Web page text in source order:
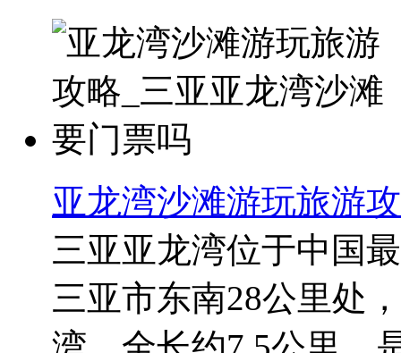
亚龙湾沙滩游玩旅游
三亚亚龙湾位于中国
三亚市东南28公里处